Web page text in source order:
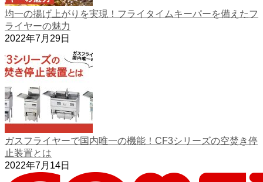
均一の揚げ上がりを実現！フライタイムキーパーを備えたフ
ライヤーの魅力
2022年7月29日
ガスフライヤーで国内唯一の機能！CF3シリーズの空焚き停
止装置とは
2022年7月14日